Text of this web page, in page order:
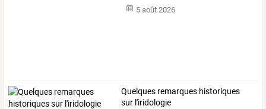
5 août 2026
Quelques remarques historiques
sur l'iridologie